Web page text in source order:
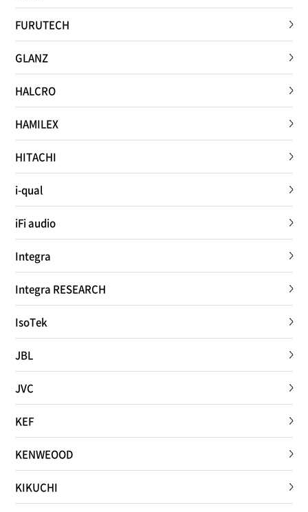
FURUTECH
GLANZ
HALCRO
HAMILEX
HITACHI
i-qual
iFi audio
Integra
Integra RESEARCH
IsoTek
JBL
JVC
KEF
KENWEOOD
KIKUCHI